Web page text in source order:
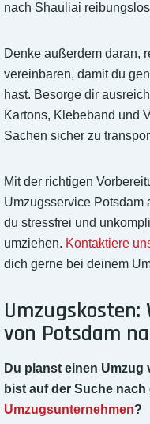
nach Shauliai
Denke außerdem daran,
vereinbaren, damit du
hast. Besorge dir
Kartons, Klebeband und
Sachen sicher zu
Mit der richtigen
Umzugsservice Potsdam
du stressfrei und
umziehen. Kontaktiere
dich gerne bei deinem
von Potsdam
Du planst einen
bist auf der Suche
Umzugsunternehmen?